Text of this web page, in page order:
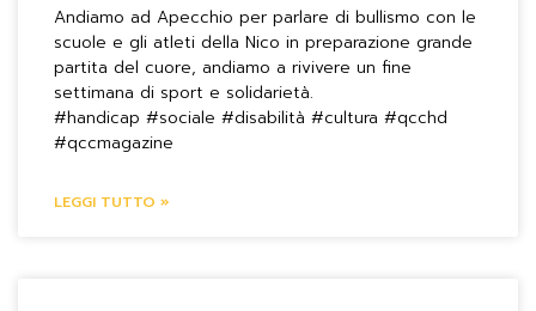
Andiamo ad Apecchio per parlare di bullismo con le
scuole e gli atleti della Nico in preparazione grande
partita del cuore, andiamo a rivivere un fine
settimana di sport e solidarietà.
#handicap #sociale #disabilità #cultura #qcchd
#qccmagazine
LEGGI TUTTO »